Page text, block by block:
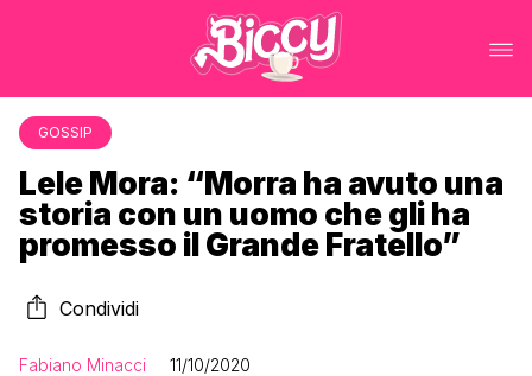
GOSSIP
Lele Mora: “Morra ha avuto una
storia con un uomo che gli ha
promesso il Grande Fratello”
Condividi
Fabiano Minacci 11/10/2020